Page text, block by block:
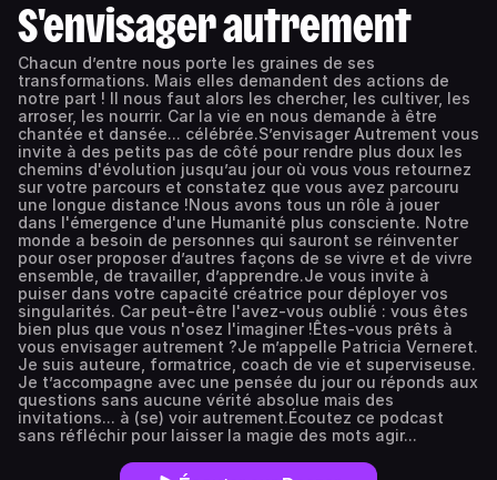
S'envisager autrement
Chacun d’entre nous porte les graines de ses
transformations. Mais elles demandent des actions de
notre part ! Il nous faut alors les chercher, les cultiver, les
arroser, les nourrir. Car la vie en nous demande à être
chantée et dansée... célébrée.S’envisager Autrement vous
invite à des petits pas de côté pour rendre plus doux les
chemins d'évolution jusqu’au jour où vous vous retournez
sur votre parcours et constatez que vous avez parcouru
une longue distance !Nous avons tous un rôle à jouer
dans l'émergence d'une Humanité plus consciente. Notre
monde a besoin de personnes qui sauront se réinventer
pour oser proposer d’autres façons de se vivre et de vivre
ensemble, de travailler, d’apprendre.Je vous invite à
puiser dans votre capacité créatrice pour déployer vos
singularités. Car peut-être l'avez-vous oublié : vous êtes
bien plus que vous n'osez l'imaginer !Êtes-vous prêts à
vous envisager autrement ?Je m’appelle Patricia Verneret.
Je suis auteure, formatrice, coach de vie et superviseuse.
Je t’accompagne avec une pensée du jour ou réponds aux
questions sans aucune vérité absolue mais des
invitations... à (se) voir autrement.Écoutez ce podcast
sans réfléchir pour laisser la magie des mots agir...